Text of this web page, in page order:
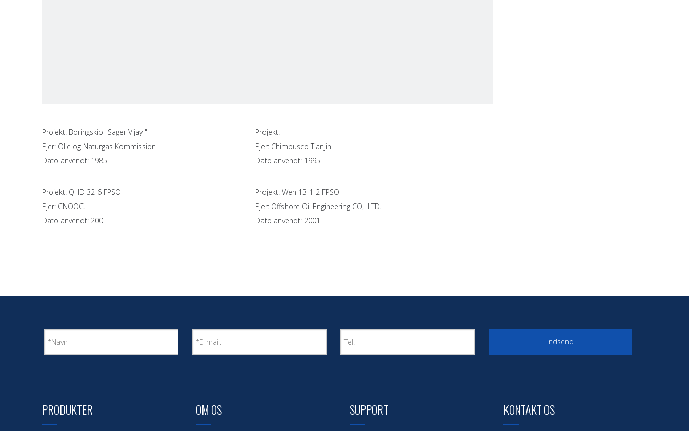
Projekt: Boringskib "Sager Vijay "
Ejer: Olie og Naturgas Kommission
Dato anvendt: 1985
Projekt:
Ejer: Chimbusco Tianjin
Dato anvendt: 1995
Projekt: QHD 32-6 FPSO
Ejer: CNOOC.
Dato anvendt: 200
Projekt: Wen 13-1-2 FPSO
Ejer: Offshore Oil Engineering CO, .LTD.
Dato anvendt: 2001
Indsend
PRODUKTER OM OS SUPPORT KONTAKT OS